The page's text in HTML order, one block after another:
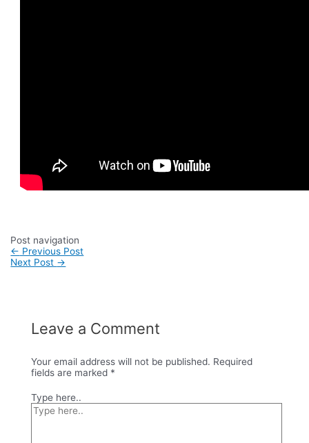
Post navigation
← Previous Post
Next Post →
Leave a Comment
Your email address will not be published. Required
fields are marked *
Type here..